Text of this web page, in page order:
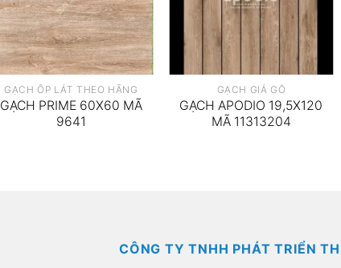
GẠCH ỐP LÁT THEO HÃNG
GẠCH PRIME 60X60 MÃ
9641
GẠCH GIẢ GỖ
GẠCH APODIO 19,5X120
MÃ 11313204
CÔNG TY TNHH PHÁT TRIỂN